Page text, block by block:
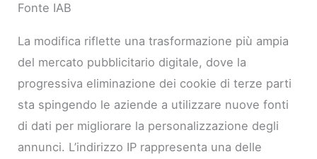
Fonte IAB
La modifica riflette una trasformazione più ampia
del mercato pubblicitario digitale, dove la
progressiva eliminazione dei cookie di terze parti
sta spingendo le aziende a utilizzare nuove fonti
di dati per migliorare la personalizzazione degli
annunci. L’indirizzo IP rappresenta una delle